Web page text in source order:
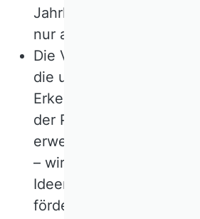
Jahrhundert meinte–,
nur auch die alten
Die Vermeidung von
die unfruchtbare
Erkenntnisse – nicht zu
der Prüfung von
erweiterten oder
– wird durch Kenntnis der
Ideengeschichte sehr
fördert die Produktivität